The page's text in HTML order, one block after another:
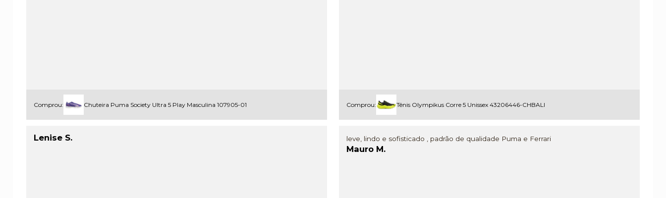
Comprou: Chuteira Puma Society Ultra 5 Play Masculina 107905-01 Comprou: Tênis Olympikus Corre 5 Unissex 43206446-CHBALI
Lenise S. leve, lindo e sofisticado , padrão de qualidade Puma e Ferrari
Mauro M.